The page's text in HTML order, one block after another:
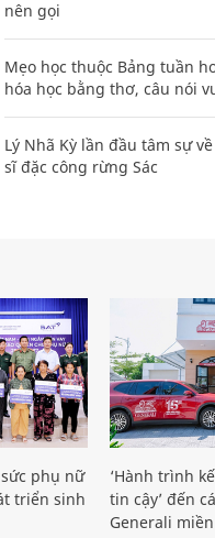
nên gọi
Mẹo học thuộc Bảng tuần
hóa học bằng thơ, câu nói
Lý Nhã Kỳ lần đầu tâm sự
sĩ đặc công rừng Sác
phụ nữ
triển sinh
‘Hành trình
tin cậy’ đến
Generali